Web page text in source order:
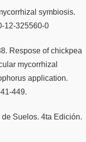
symbiosis.
12-325560-0
Respose of chickpea
mycorrhizal
application.
449.
Suelos. 4ta Edición.